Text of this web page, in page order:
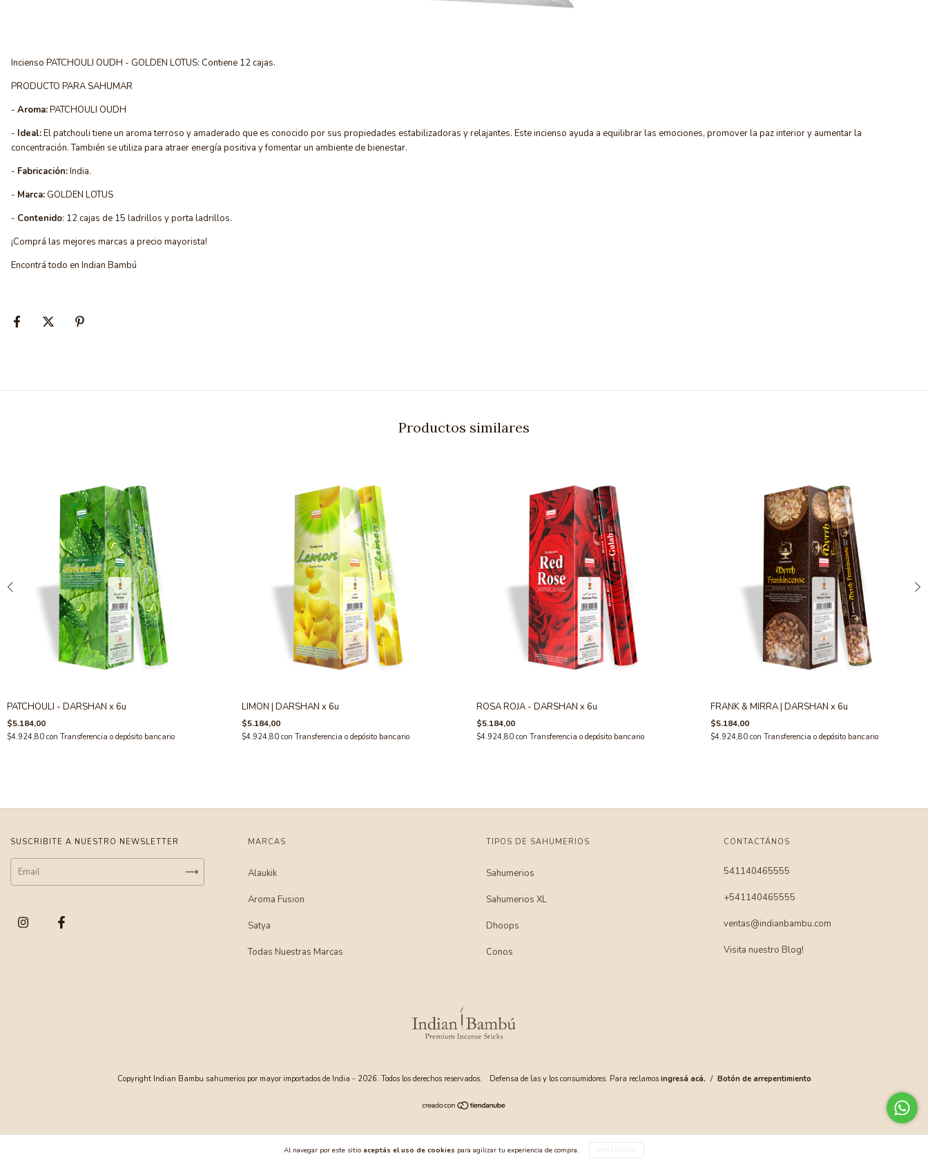
Al navegar por este sitio aceptás el uso de cookies para agilizar tu experiencia de compra. ENTENDIDO
Incienso PATCHOULI OUDH - GOLDEN LOTUS: Contiene 12 cajas.
PRODUCTO PARA SAHUMAR
- Aroma:PATCHOULI OUDH
- Ideal:El patchouli tiene un aroma terroso y amaderado que es conocido por sus propiedades estabilizadoras y relajantes. Este incienso ayuda a equilibrar las emociones, promover la paz interior y aumentar la
concentración. También se utiliza para atraer energía positiva y fomentar un ambiente de bienestar.
- Fabricación:India.
- Marca: GOLDEN LOTUS
- Contenido: 12 cajas de 15 ladrillos y porta ladrillos.
¡Comprá las mejores marcas a precio mayorista!
Encontrá todo en Indian Bambú
Productos similares
PATCHOULI - DARSHAN x 6u
$5.184,00
$4.924,80 con Transferencia o depósito bancario
LIMON | DARSHAN x 6u
$5.184,00
$4.924,80 con Transferencia o depósito bancario
ROSA ROJA - DARSHAN x 6u
$5.184,00
$4.924,80 con Transferencia o depósito bancario
FRANK & MIRRA | DARSHAN x 6u
$5.184,00
$4.924,80con Transferencia o depósito bancario
SUSCRIBITE A NUESTRO NEWSLETTER MARCAS
Alaukik
Aroma Fusion
Satya
Todas Nuestras Marcas
TIPOS DE SAHUMERIOS
Sahumerios
Sahumerios XL
Dhoops
Conos
CONTACTÁNOS
541140465555
+541140465555
ventas@indianbambu.com
Visita nuestro Blog!
Copyright Indian Bambu sahumerios por mayor importados de India - 2026. Todos los derechos reservados. Defensa de las y los consumidores. Para reclamos ingresá acá. / Botón de arrepentimiento